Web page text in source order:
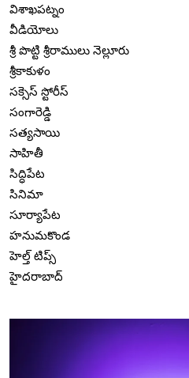
విశాఖపట్నం
వీడియోలు
శ్రీ పొట్టి శ్రీరాములు నెల్లూరు
శ్రీకాకుళం
సక్సెస్ స్టోరీస్
సంగారెడ్డి
సత్యసాయి
సాహితీ
సిద్ధిపేట
సినిమా
సూర్యాపేట
హనుమకొండ
హెల్త్ టిప్స్
హైదరాబాద్